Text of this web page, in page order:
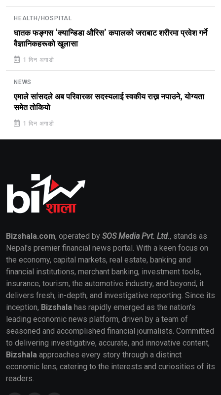
HEALTH/HOSPITAL
घातक फङ्गस ‘क्यान्डिडा औरिस’ कपालको जराबाट शरीरमा प्रवेश गर्ने
वैज्ञानिकहरूको खुलासा
1 दिन अगाडी
NEWS
एमाले सांसदले अब परिवारका सदस्यलाई स्वकीय राख्न नपाउने, योग्यता
समेत तोकियो
1 दिन अगाडी
Bizshala.com, operated by SOS Media Pvt. Ltd., stands as
Nepal's premier financial news portal. With a keen focus on
the economy, capital markets, real estate, banking and
financial institutions, merchant banking, investment tools,
insurance, tourism, the automotive industry, and beyond, it
delivers fresh, in-depth, and investigative reporting. Since its
inception, Bizshala has rapidly emerged as the nation's
leading economic news platform, driven by a team of
seasoned and accomplished financial journalists. Committed
to delivering investigative, accurate, and innovative content,
Bizshala approaches every story through a distinct
economic lens, catering to the interests and curiosities of its
readers.